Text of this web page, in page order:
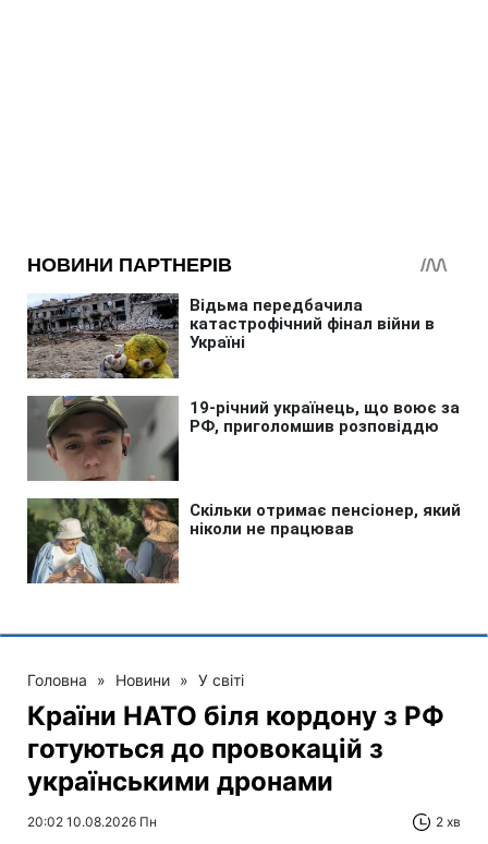
Головна » Новини » У світі
Країни НАТО біля кордону з РФ
готуються до провокацій з
українськими дронами
20:02 10.08.2026 Пн 2 хв